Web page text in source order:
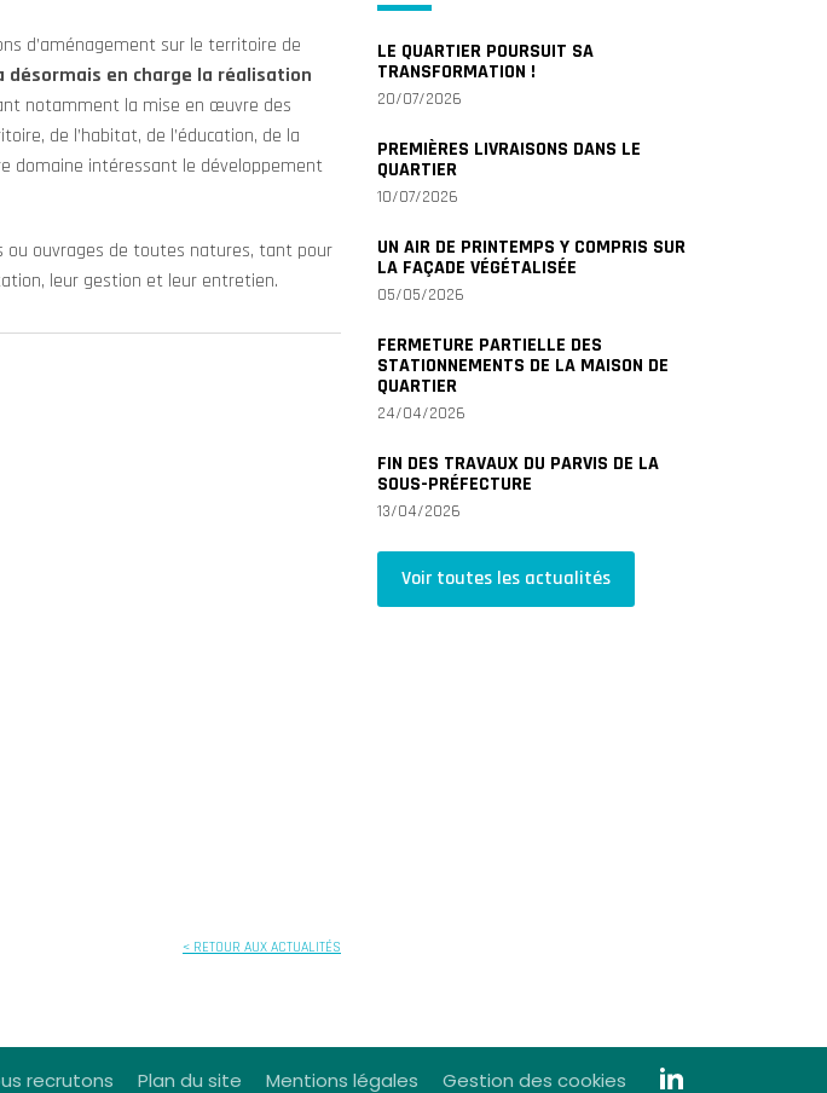
d’aménagement sur le territoire de
désormais en charge la réalisation
notamment la mise en œuvre des
de l’habitat, de l’éducation, de la
domaine intéressant le développement
ouvrages de toutes natures, tant pour
leur gestion et leur entretien.
< RETOUR AUX ACTUALITÉS
LE QUARTIER POURSUIT SA
TRANSFORMATION !
20/07/2026
PREMIÈRES LIVRAISONS DANS LE
QUARTIER
10/07/2026
UN AIR DE PRINTEMPS Y COMPRIS SUR
LA FAÇADE VÉGÉTALISÉE
05/05/2026
FERMETURE PARTIELLE DES
STATIONNEMENTS DE LA MAISON DE
QUARTIER
24/04/2026
FIN DES TRAVAUX DU PARVIS DE LA
SOUS-PRÉFECTURE
13/04/2026
Voir toutes les actualités
recrutons Plan du site Mentions légales Gestion des cookies